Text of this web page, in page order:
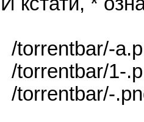
/torrentbar/-
/torrentbar/1-
/torrentbar/-